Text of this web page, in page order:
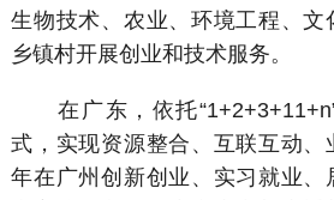
生物技术、农业、环境工程、文
乡镇村开展创业和技术服务。
在广东，依托
式，实现资源整合、互联互动、
年在广州创新创业、实习就业、